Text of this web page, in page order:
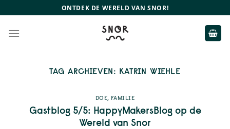
naar
inhoud
ONTDEK DE WERELD VAN SNOR!
TAG ARCHIEVEN: KATRIN WIEHLE
DOE, FAMILIE
Gastblog 5/5: HappyMakersBlog op de
Wereld van Snor